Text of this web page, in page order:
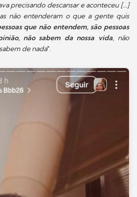
precisando descansar e aconteceu [...]
não entenderam o que a gente quis
que não entendem, são pessoas
não sabem da nossa vida, não
de nada".